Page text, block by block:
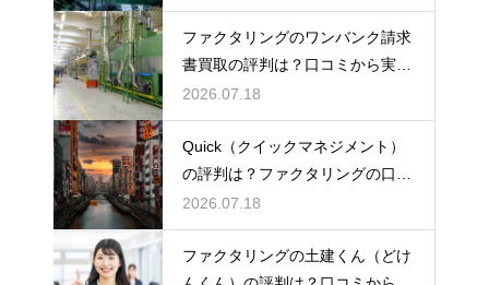
ファクタリングのワンバンク請求
書買取の評判は？口コミから実態
を徹底解説
2026.07.18
Quick（クイックマネジメント）
の評判は？ファクタリングの口コ
ミ検証
2026.07.18
ファクタリングの土建くん（どけ